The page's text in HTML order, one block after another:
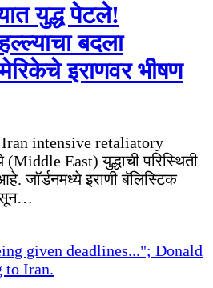
युद्ध पेटले!
बदला
इराणवर भीषण
intensive retaliatory
(Middle East) युद्धाची परिस्थिती
जॉर्डनमध्ये इराणी बॅलिस्टिक